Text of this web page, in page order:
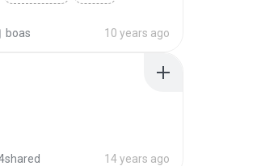
boas 10 years ago
14 years ago